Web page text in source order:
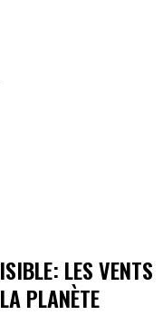
LES VENTS
PLANÈTE